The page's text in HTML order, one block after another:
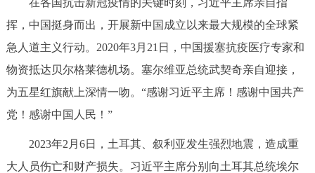
挥，中国挺身而出，开展新中国成立以来最大规模的全球紧
急人道主义行动。2020年3月21日，中国援塞抗疫医疗专家和
物资抵达贝尔格莱德机场。塞尔维亚总统武契奇亲自迎接，
为五星红旗献上深情一吻。“感谢习近平主席！感谢中国共产
党！感谢中国人民！”
2023年2月6日，土耳其、叙利亚发生强烈地震，造成重
大人员伤亡和财产损失。习近平主席分别向土耳其总统埃尔